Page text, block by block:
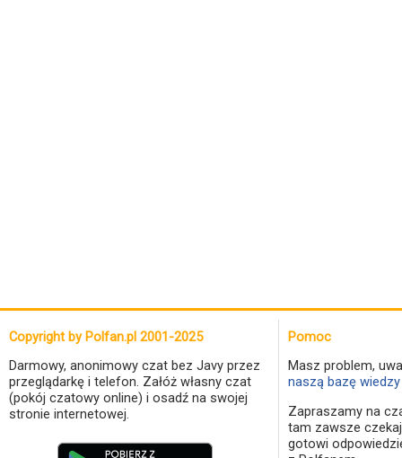
Copyright by Polfan.pl 2001-2025
Darmowy, anonimowy czat bez Javy przez
przeglądarkę i telefon. Załóż własny czat
(pokój czatowy online) i osadź na swojej
stronie internetowej.
Pomoc
Masz problem,
naszą bazę
Zapraszamy na
tam zawsze
gotowi